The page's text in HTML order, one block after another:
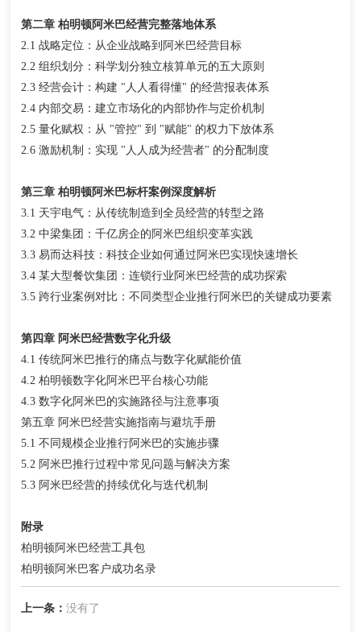
第二章 柏明顿阿米巴经营完整落地体系
2.1 战略定位：从企业战略到阿米巴经营目标
2.2 组织划分：科学划分独立核算单元的五大原则
2.3 经营会计：构建 "人人看得懂" 的经营报表体系
2.4 内部交易：建立市场化的内部协作与定价机制
2.5 量化赋权：从 "管控" 到 "赋能" 的权力下放体系
2.6 激励机制：实现 "人人成为经营者" 的分配制度
第三章 柏明顿阿米巴标杆案例深度解析
3.1 天宇电气：从传统制造到全员经营的转型之路
3.2 中梁集团：千亿房企的阿米巴组织变革实践
3.3 易而达科技：科技企业如何通过阿米巴实现快速增长
3.4 某大型餐饮集团：连锁行业阿米巴经营的成功探索
3.5 跨行业案例对比：不同类型企业推行阿米巴的关键成功要素
第四章 阿米巴经营数字化升级
4.1 传统阿米巴推行的痛点与数字化赋能价值
4.2 柏明顿数字化阿米巴平台核心功能
4.3 数字化阿米巴的实施路径与注意事项
第五章 阿米巴经营实施指南与避坑手册
5.1 不同规模企业推行阿米巴的实施步骤
5.2 阿米巴推行过程中常见问题与解决方案
5.3 阿米巴经营的持续优化与迭代机制
附录
柏明顿阿米巴经营工具包
柏明顿阿米巴客户成功名录
上一条：没有了